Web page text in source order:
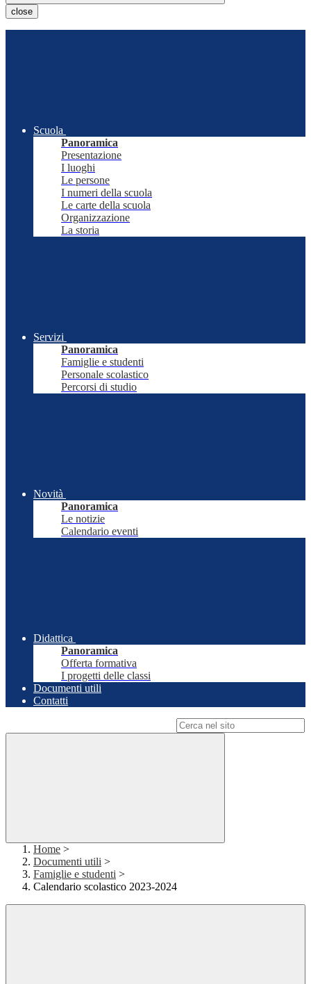
close
Scuola
Panoramica
Presentazione
I luoghi
Le persone
I numeri della scuola
Le carte della scuola
Organizzazione
La storia
Servizi
Panoramica
Famiglie e studenti
Personale scolastico
Percorsi di studio
Novità
Panoramica
Le notizie
Calendario eventi
Didattica
Panoramica
Offerta formativa
I progetti delle classi
Documenti utili
Contatti
Home >
Documenti utili >
Famiglie e studenti >
Calendario scolastico 2023-2024